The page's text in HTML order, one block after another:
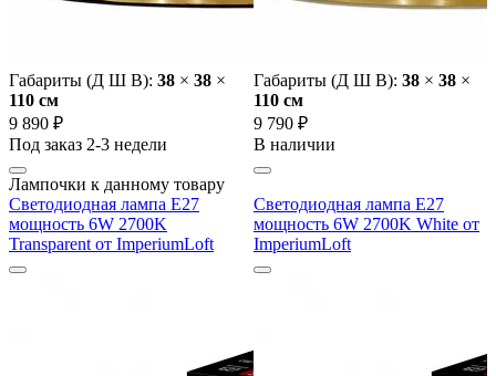
Габариты (Д Ш В): 38 × 38 ×
110 cм
9 890 ₽
Под заказ 2-3 недели
Габариты (Д Ш В): 38 × 38 ×
110 cм
9 790 ₽
В наличии
Лампочки к данному товару
Светодиодная лампа E27
мощность 6W 2700K
Transparent от ImperiumLoft
Светодиодная лампа E27
мощность 6W 2700K White от
ImperiumLoft